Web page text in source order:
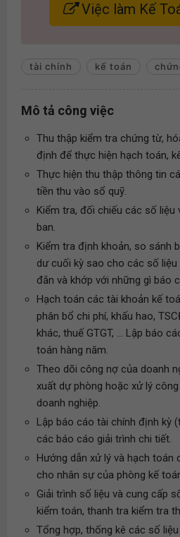
Việc làm Kế
tài chính kế toán
Mô tả công việc
Thu thập kiểm tra chứng từ,
định để thực hiện hạch toán,
Thực hiện thu thập thông tin
tiền thu vào sổ quỹ.
Kiểm tra, đối chiếu các số
ban.
Kiểm tra định khoản, so sánh
dư cuối kỳ sao cho các số
đắn và khớp với những gì báo
Hạch toán các tài khoản kế
phân bổ chi phí, khấu hao,
khác, thuế GTGT, ... Lập báo
toán hàng năm.
Theo dõi công nợ của doanh
xuất dự phòng hoặc xử lý
doanh nghiệp.
Lập báo cáo tài chính định kỳ
các báo cáo giải trình chi tiết.
Hướng dẫn xử lý và hạch toán
cho nhân sự của phòng kế
Giải trình số liệu và cung cấp
kiểm toán, thanh tra kiểm tra
Tổng hợp, thống kê các số